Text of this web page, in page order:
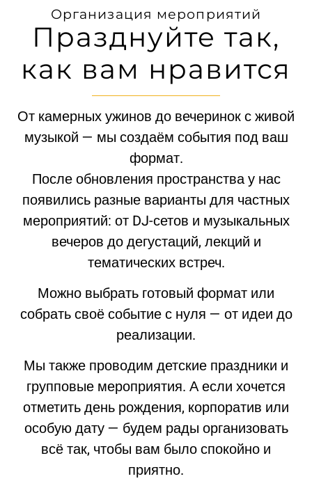
Организация мероприятий
Празднуйте так,
как вам нравится
От камерных ужинов до вечеринок с живой
музыкой — мы создаём события под ваш
формат.
После обновления пространства у нас
появились разные варианты для частных
мероприятий: от DJ-сетов и музыкальных
вечеров до дегустаций, лекций и
тематических встреч.
Можно выбрать готовый формат или
собрать своё событие с нуля — от идеи до
реализации.
Мы также проводим детские праздники и
групповые мероприятия. А если хочется
отметить день рождения, корпоратив или
особую дату — будем рады организовать
всё так, чтобы вам было спокойно и
приятно.